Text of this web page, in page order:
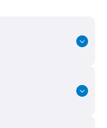
ト（ONO
ィ
創薬